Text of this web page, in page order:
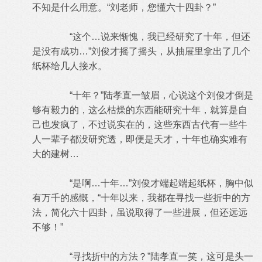
不知是什么用意。“刘老师，您懂六十四卦？”
“这个…说来惭愧，我已经研究了十年，但还
是没有成功…”刘俊才摇了摇头，从抽屉里拿出了几个
纸杯给几人接水。
“十年？”陆孝直一皱眉，心说这个刘俊才倒是
够有毅力的，这么枯燥的东西能研究十年，就算是自
己也发疯了，不过说实在的，这些东西古代有一些牛
人一辈子都没研究透，即便是天才，十年也确实难有
大的建树…
“是啊…十年…”刘俊才端起端起纸杯，胸中似
有万千的感慨，“十年以来，我都在寻找一些折中的方
法，简化六十四卦，虽说取得了一些进展，但还远远
不够！”
“寻找折中的方法？”陆孝直一笑，这可是头一